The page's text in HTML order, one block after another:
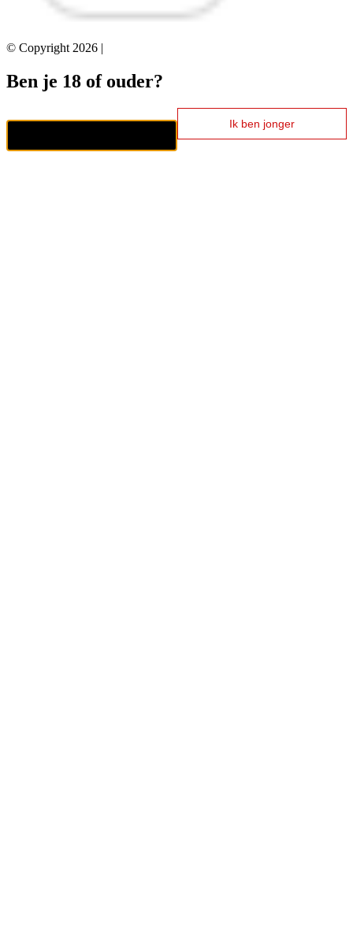
© Copyright 2026 |
Ben je 18 of ouder?
Ik ben jonger